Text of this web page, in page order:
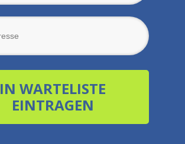
IN WARTELISTE
EINTRAGEN